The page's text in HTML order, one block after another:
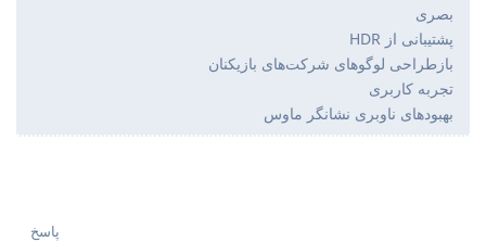
بصری
پشتیبانی از HDR
بازطراحی لوگوهای شرکت‌های بازیکنان
تجربه کاربری
بهبودهای ناوبری نشانگر ماوس
پاسخ